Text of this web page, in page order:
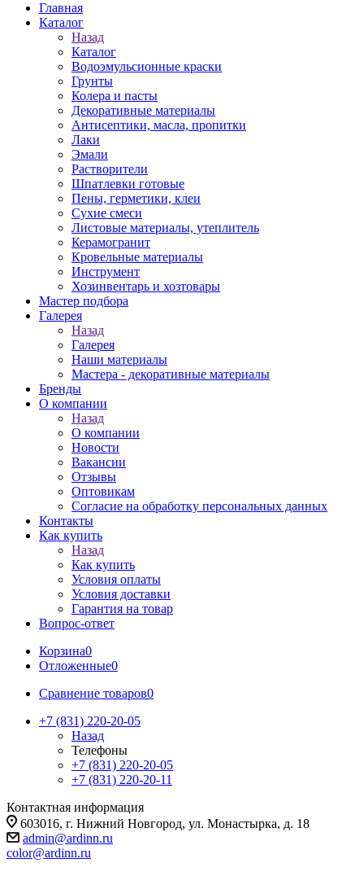
Главная
Каталог
Назад
Каталог
Водоэмульсионные краски
Грунты
Колера и пасты
Декоративные материалы
Антисептики, масла, пропитки
Лаки
Эмали
Растворители
Шпатлевки готовые
Пены, герметики, клеи
Сухие смеси
Листовые материалы, утеплитель
Керамогранит
Кровельные материалы
Инструмент
Хозинвентарь и хозтовары
Мастер подбора
Галерея
Назад
Галерея
Наши материалы
Мастера - декоративные материалы
Бренды
О компании
Назад
О компании
Новости
Вакансии
Отзывы
Оптовикам
Cогласие на обработку персональных данных
Контакты
Как купить
Назад
Как купить
Условия оплаты
Условия доставки
Гарантия на товар
Вопрос-ответ
Корзина0
Отложенные0
Сравнение товаров0
+7 (831) 220-20-05
Назад
Телефоны
+7 (831) 220-20-05
+7 (831) 220-20-11
Контактная информация
603016, г. Нижний Новгород, ул. Монастырка, д. 18
admin@ardinn.ru
color@ardinn.ru